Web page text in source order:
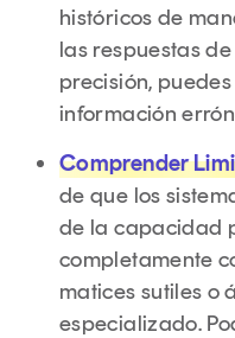
históricos de
las respuestas
precisión,
información
Comprender
de que los
de la capacidad
completamente
matices sutiles o
especializado.